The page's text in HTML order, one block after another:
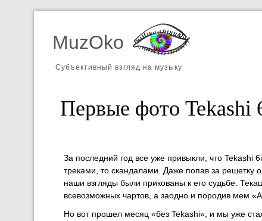
MuzOko
Субъективный взгляд на музыку
Первые фото
За последний год все уже привыкли, что Tekashi
треками, то скандалами. Даже попав за решетку
наши взгляды были прикованы к его судьбе.
всевозможных чартов, а заодно и породив мем
Но вот прошел месяц «без Tekashi», и мы уже